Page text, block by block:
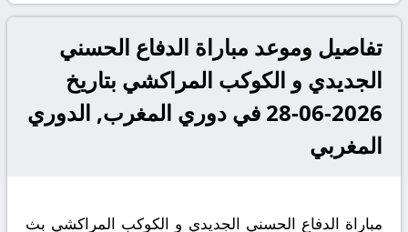
تفاصيل وموعد مباراة الدفاع الحسني
الجديدي و الكوكب المراكشي بتاريخ
2026-06-28 في دوري المغرب, الدوري
المغربي
مباراة الدفاع الحسني الجديدي و الكوكب المراكشي بث